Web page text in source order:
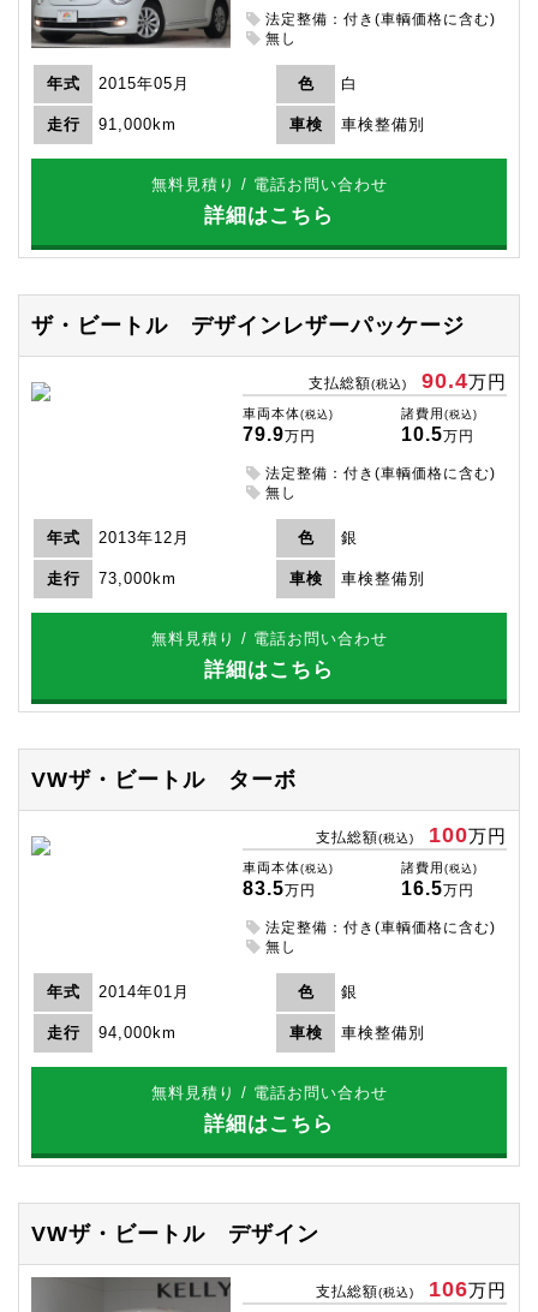
法定整備：付き(車輌価格に含む)
無し
年式 2015年05月 色 白
走行 91,000km 車検 車検整備別
無料見積り / 電話お問い合わせ
詳細はこちら
ザ・ビートル デザインレザーパッケージ
支払総額(税込) 90.4万円
車両本体(税込)
79.9万円
諸費用(税込)
10.5万円
法定整備：付き(車輌価格に含む)
無し
年式 2013年12月 色 銀
走行 73,000km 車検 車検整備別
無料見積り / 電話お問い合わせ
詳細はこちら
VWザ・ビートル ターボ
支払総額(税込) 100万円
車両本体(税込)
83.5万円
諸費用(税込)
16.5万円
法定整備：付き(車輌価格に含む)
無し
年式 2014年01月 色 銀
走行 94,000km 車検 車検整備別
無料見積り / 電話お問い合わせ
詳細はこちら
VWザ・ビートル デザイン
支払総額(税込) 106万円